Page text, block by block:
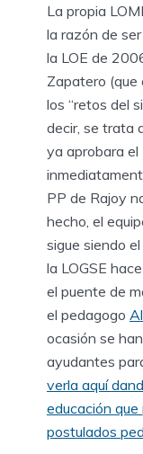
La propia
la razón de
la LOE de
Zapatero (que
los “retos del
decir, se trata
ya aprobara
PP de Rajoy
hecho, el
sigue siendo
la LOGSE
el puente de
el pedagogo
ocasión se
ayudantes
verla aquí
educación
postulados